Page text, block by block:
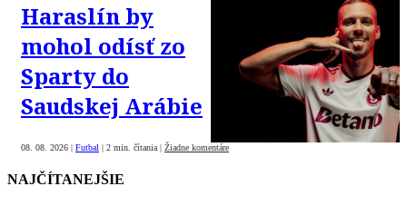
Haraslín by
mohol odísť zo
Sparty do
Saudskej Arábie
08. 08. 2026 | Futbal | 2 min. čítania | Žiadne komentáre
NAJČÍTANEJŠIE